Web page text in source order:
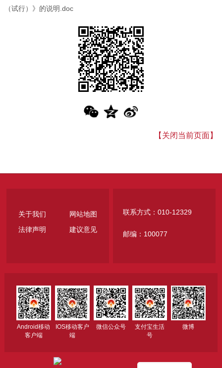
（试行）》的说明.doc
【关闭当前页面】
关于我们
网站地图
法律声明
建议意见
联系方式：010-12329
邮编：100077
Android移动
客户端
IOS移动客户
端
微信公众号
支付宝生活
号
微博